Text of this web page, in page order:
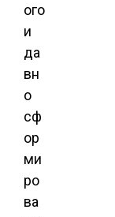
ого
и
да
вн
о
сф
ор
ми
ро
ва